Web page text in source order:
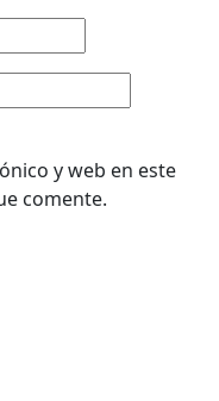
y web en este
comente.